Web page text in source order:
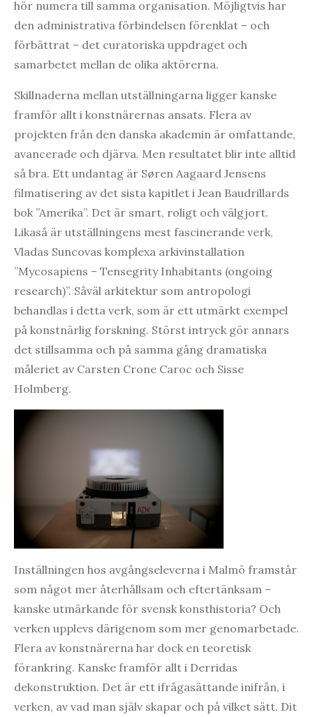
hör numera till samma organisation. Möjligtvis har
den administrativa förbindelsen förenklat – och
förbättrat – det curatoriska uppdraget och
samarbetet mellan de olika aktörerna.
Skillnaderna mellan utställningarna ligger kanske
framför allt i konstnärernas ansats. Flera av
projekten från den danska akademin är omfattande,
avancerade och djärva. Men resultatet blir inte alltid
så bra. Ett undantag är Søren Aagaard Jensens
filmatisering av det sista kapitlet i Jean Baudrillards
bok ”Amerika”. Det är smart, roligt och välgjort.
Likaså är utställningens mest fascinerande verk,
Vladas Suncovas komplexa arkivinstallation
”Mycosapiens – Tensegrity Inhabitants (ongoing
research)”. Såväl arkitektur som antropologi
behandlas i detta verk, som är ett utmärkt exempel
på konstnärlig forskning. Störst intryck gör annars
det stillsamma och på samma gång dramatiska
måleriet av Carsten Crone Caroc och Sisse
Holmberg.
Inställningen hos avgångseleverna i Malmö framstår
som något mer återhållsam och eftertänksam –
kanske utmärkande för svensk konsthistoria? Och
verken upplevs därigenom som mer genomarbetade.
Flera av konstnärerna har dock en teoretisk
förankring. Kanske framför allt i Derridas
dekonstruktion. Det är ett ifrågasättande inifrån, i
verken, av vad man själv skapar och på vilket sätt. Dit